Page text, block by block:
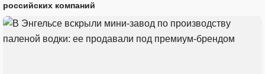
российских компаний